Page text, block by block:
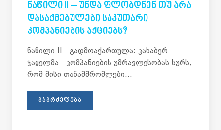
ᲜᲐᲬᲘᲚᲘ II – ᲣᲜᲓᲐ ᲤᲚᲝᲑᲓᲜᲔᲜ ᲗᲣ ᲐᲠᲐ
ᲓᲐᲡᲐᲥᲛᲔᲑᲣᲚᲔᲑᲘ ᲡᲐᲙᲣᲗᲐᲠᲘ
ᲙᲝᲛᲞᲐᲜᲘᲔᲑᲘᲡ ᲐᲥᲪᲘᲔᲑᲡ?
ნაწილი II გადმოაქართულა: კახაბერ
ჯაყელმა კომპანიების უმრავლესობას სურს,
რომ მისი თანამშრომლები...
ᲒᲐᲒᲠᲫᲔᲚᲔᲑᲐ